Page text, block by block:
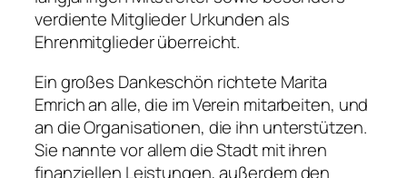
verdiente Mitglieder Urkunden als
Ehrenmitglieder überreicht.
Ein großes Dankeschön richtete Marita
Emrich an alle, die im Verein mitarbeiten, und
an die Organisationen, die ihn unterstützen.
Sie nannte vor allem die Stadt mit ihren
finanziellen Leistungen, außerdem den